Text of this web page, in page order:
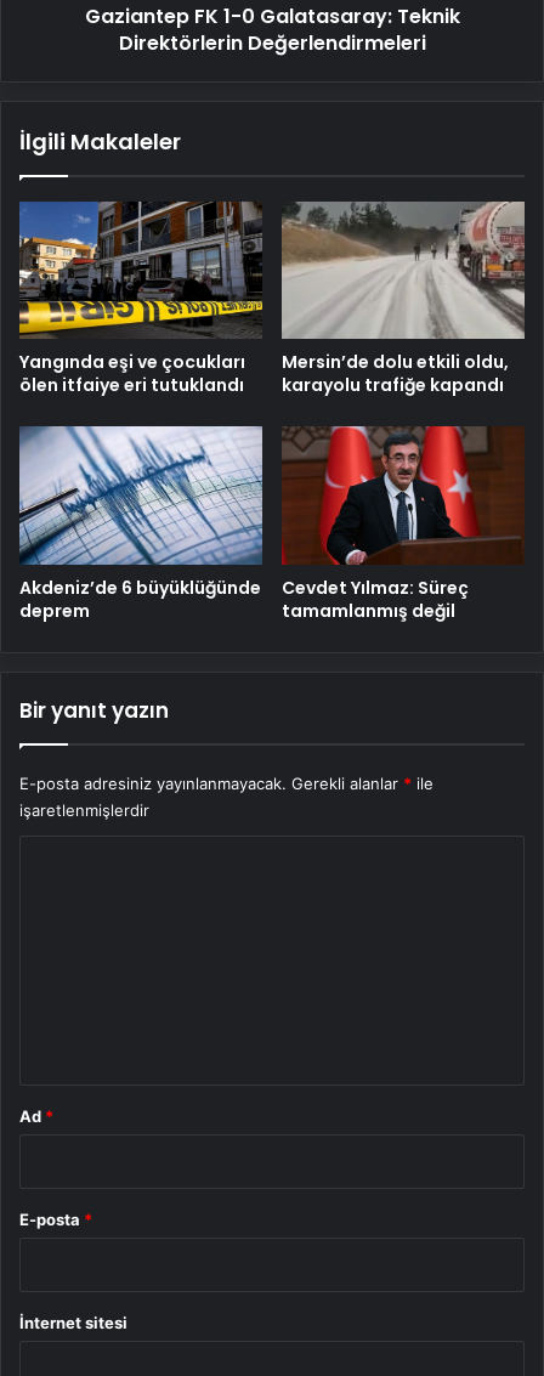
Gaziantep FK 1-0 Galatasaray: Teknik
Direktörlerin Değerlendirmeleri
İlgili Makaleler
Yangında eşi ve çocukları
ölen itfaiye eri tutuklandı
Mersin’de dolu etkili oldu,
karayolu trafiğe kapandı
Akdeniz’de 6 büyüklüğünde
deprem
Cevdet Yılmaz: Süreç
tamamlanmış değil
Bir yanıt yazın
E-posta adresiniz yayınlanmayacak. Gerekli alanlar * ile
işaretlenmişlerdir
Ad *
E-posta *
İnternet sitesi